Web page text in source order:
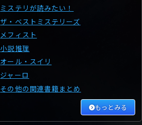
ミステリが読みたい！
ザ・ベストミステリーズ
メフィスト
小説推理
オール・スイリ
ジャーロ
その他の関連書籍まとめ
もっとみる